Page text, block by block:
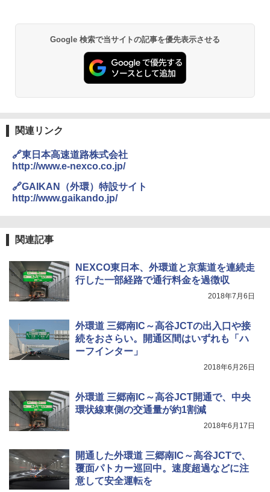
￥6,831
PYKES PEAK (パイクスピーク) 着替えテン
ト プライバシー テント 【中が透けない】 1
人用 折りたたみ 防災グッズ 災害用トイレ ビ
易 トイレテント (ブラック)
ENDLESS BASE 《めざましテレビで紹介》
テント ワンタッチ RENEW 幅200 2-3人用 43
￥5,999
簡単設置 ポップアップテント エクルベージ
ュ(BC仕様) PATC-150B(EB)
[キャンパーズコレクション 山善] 傘みたいに
広げるだけ パッとサッとテント キューブワ
イドプラス ブラックコーティング フルクロ
テント PATCW-200B エクルベージュ
￥15,990
GRANDOOR ステンレス保冷剤 2個セット 2
コンパクト 保冷力長持ち
￥6,999
熊撃退スプレー 熊よけスプレー 熊スプレー
防災用品 長期保存可能 緊急時用 日本国内発
送
着替えテント トイレテント 透けない【換気
通気窓付き】収納袋付き UVカット 防水 防災
コンパクト iimono117 (ブルー)
Google 検索で当サイトの記事を優先表示させる
関連リンク
🔗東日本高速道路株式会社
http://www.e-nexco.co.jp/
🔗GAIKAN（外環）特設サイト
http://www.gaikando.jp/
関連記事
NEXCO東日本、外環道と京葉道を連続走
行した一部経路で通行料金を過徴収
2018年7月6日
外環道 三郷南IC～高谷JCTの出入口や接
続をおさらい。開通区間はいずれも「ハ
ーフインター」
2018年6月26日
外環道 三郷南IC～高谷JCT開通で、中央
環状線東側の交通量が約1割減
2018年6月17日
開通した外環道 三郷南IC～高谷JCTで、
覆面パトカー巡回中。速度超過などに注
意して安全運転を